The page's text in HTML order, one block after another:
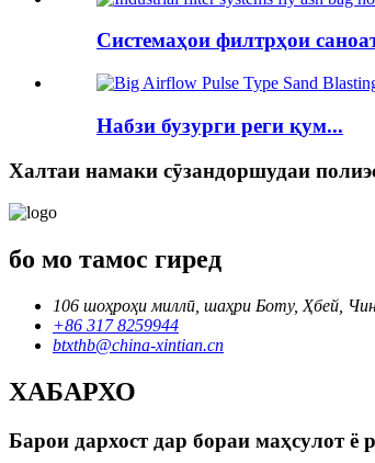
Системаҳои филтрҳои
Набзи бузурги реги қум...
Халтаи намаки сӯзандоршудаи
бо мо тамос гиред
106 шоҳроҳи миллӣ, шаҳри Боту, Ҳбей,
+86 317 8259944
btxthb@china-xintian.cn
ХАБАРХО
Барои дархост дар бораи маҳсулот ё